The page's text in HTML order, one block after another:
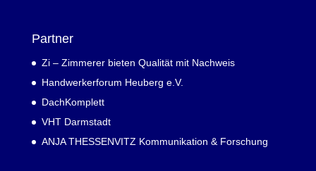
Partner
Zi – Zimmerer bieten Qualität mit Nachweis
Handwerkerforum Heuberg e.V.
DachKomplett
VHT Darmstadt
ANJA THESSENVITZ Kommunikation & Forschung